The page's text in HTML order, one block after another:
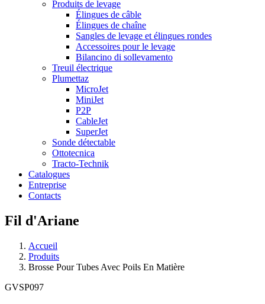
Produits de levage
Élingues de câble
Élingues de chaîne
Sangles de levage et élingues rondes
Accessoires pour le levage
Bilancino di sollevamento
Treuil électrique
Plumettaz
MicroJet
MiniJet
P2P
CableJet
SuperJet
Sonde détectable
Ottotecnica
Tracto-Technik
Catalogues
Entreprise
Contacts
Fil d'Ariane
Accueil
Produits
Brosse Pour Tubes Avec Poils En Matière
GVSP097